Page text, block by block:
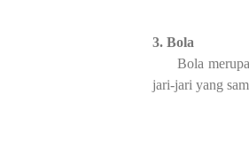
3. Bola
Bola
jari-jari yang